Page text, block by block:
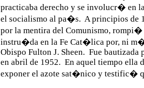
practicaba derecho y se involucr� en
el socialismo al pa�s. A principios de
por la mentira del Comunismo,
instru�da en la Fe Cat�lica por, ni
Obispo Fulton J. Sheen. Fue bautizada
en abril de 1952. En aquel tiempo ella
exponer el azote sat�nico y testific�